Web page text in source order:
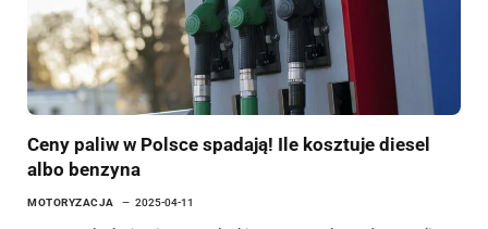
Ceny paliw w Polsce spadają! Ile kosztuje diesel
albo benzyna
MOTORYZACJA 2025-04-11